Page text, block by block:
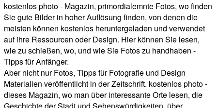
kostenlos photo - Magazin, primordialemnte Fotos, wo finden
Sie gute Bilder in hoher Auflösung finden, von denen die
meisten können kostenlos heruntergeladen und verwendet
auf ihre Ressourcen oder Design. Hier können Sie lesen,
wie zu schießen, wo, und wie Sie Fotos zu handhaben -
Tipps für Anfänger.
Aber nicht nur Fotos, Tipps für Fotografie und Design
Materialien veröffentlicht in der Zeitschrift. kostenlos photo -
dieses Magazin, wo man über interessante Orte lesen, die